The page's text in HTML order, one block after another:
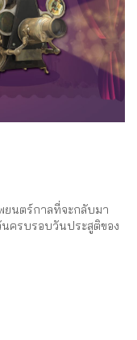
นตร์กาลที่จะกลับมา
ครบรอบวันประสูติของ